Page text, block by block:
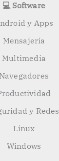
💻 Software
y Apps
Mensajería
Multimedia
Navegadores
y Redes
Linux
Windows